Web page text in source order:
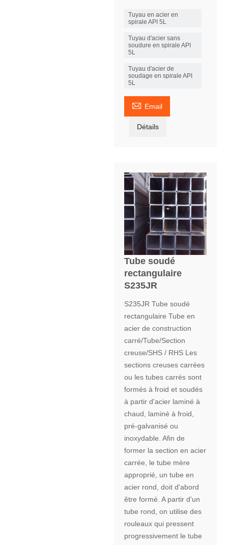
Tuyau en acier en
spirale API 5L
Tuyau d'acier sans
soudure en spirale API
5L
Tuyau d'acier de
soudage en spirale API
5L
 Email
Détails
Tube soudé
rectangulaire
S235JR
S235JR Tube soudé
rectangulaire Tube en
acier de construction
carré/Tube/Section
creuse/SHS / RHS Les
sections creuses carrées
ou les tubes carrés sont
formés à froid et soudés
à partir d'acier laminé à
chaud, laminé à froid,
pré-galvanisé ou
inoxydable. Afin de
former la section en acier
carrée, le tube mère
approprié, un tube en
acier rond, doit d'abord
être formé. A partir d'un
tube rond, on utilise des
rouleaux qui pressent
progressivement le tube